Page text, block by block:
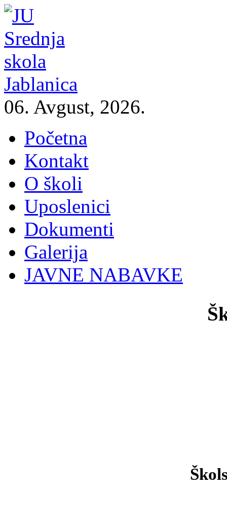
06. Avgust, 2026.
Početna
Kontakt
O školi
Uposlenici
Dokumenti
Galerija
JAVNE NABAVKE